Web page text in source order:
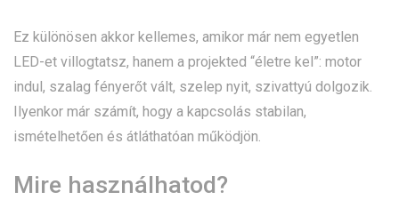
Ez különösen akkor kellemes, amikor már nem egyetlen
LED-et villogtatsz, hanem a projekted “életre kel”: motor
indul, szalag fényerőt vált, szelep nyit, szivattyú dolgozik.
Ilyenkor már számít, hogy a kapcsolás stabilan,
ismételhetően és átláthatóan működjön.
Mire használhatod?